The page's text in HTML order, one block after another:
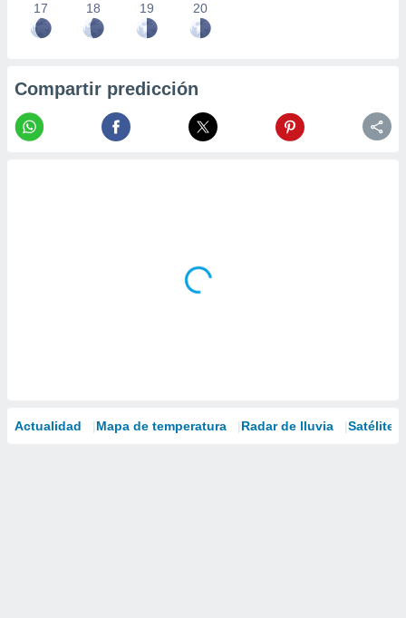
17 18 19 20
Compartir predicción
Actualidad Mapa de temperatura Radar de lluvia Satélites